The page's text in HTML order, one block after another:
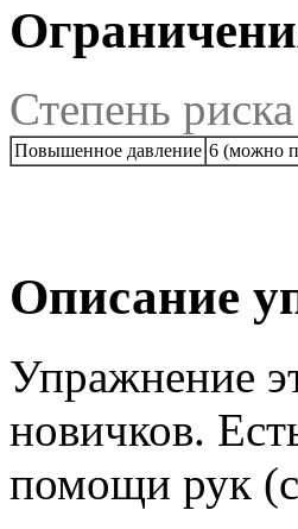
Степень
Повышенное давление 6 (можно
Описание
Упражнение
новичков.
помощи рук